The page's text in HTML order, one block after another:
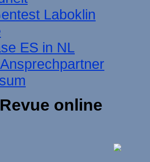
Laboklin
ES in NL
online